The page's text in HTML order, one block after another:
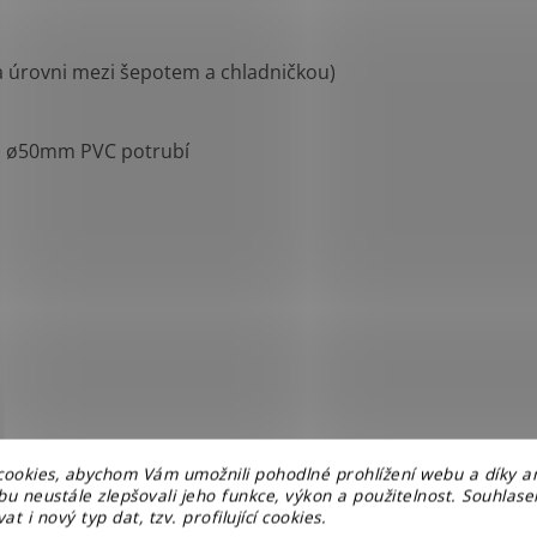
abychom Vám umožnili pohodlné prohlížení webu a díky
neustále zlepšovali jeho funkce, výkon a použitelnost.
i nový typ dat, tzv. profilující cookies.
mezi šepotem a chladničkou)
ø50mm PVC potrubí
řízení provozu externího čerpadla, např. filtrační